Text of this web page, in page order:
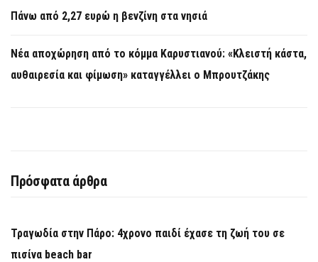
Πάνω από 2,27 ευρώ η βενζίνη στα νησιά
Νέα αποχώρηση από το κόμμα Καρυστιανού: «Κλειστή κάστα,
αυθαιρεσία και φίμωση» καταγγέλλει ο Μπρουτζάκης
Πρόσφατα άρθρα
Τραγωδία στην Πάρο: 4χρονο παιδί έχασε τη ζωή του σε
πισίνα beach bar